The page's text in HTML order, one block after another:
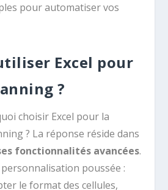
pour automatiser vos
Excel pour
?
choisir Excel pour la
? La réponse réside dans
fonctionnalités avancées.
poussée :
le format des cellules,